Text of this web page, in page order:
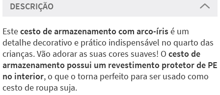
DESCRIÇÃO
Estecesto de armazenamento com arco-írisé um
detalhe decorativo e prático indispensável no quarto das
crianças. Vão adorar as suas cores suaves! O cesto de
armazenamento possui um revestimento protetor de PE
no interior, o que o torna perfeito para ser usado como
cesto de roupa suja.